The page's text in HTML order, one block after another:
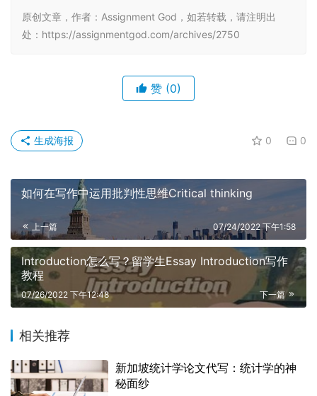
原创文章，作者：Assignment God，如若转载，请注明出
处：https://assignmentgod.com/archives/2750
赞 (0)
0 0
生成海报
如何在写作中运用批判性思维Critical thinking
上一篇 07/24/2022 下午1:58
Introduction怎么写？留学生Essay Introduction写作
教程
下一篇
07/26/2022 下午12:48
相关推荐
新加坡统计学论文代写：统计学的神
秘面纱